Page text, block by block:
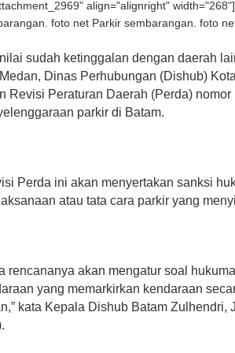
align="alignright" width="268"]
Parkir sembarangan. foto
sudah ketinggalan dengan daerah
Dinas Perhubungan (Dishub)
Revisi Peraturan Daerah (Perda) nomor
parkir di Batam.
Perda ini akan menyertakan sanksi
atau tata cara parkir yang
rencananya akan mengatur soal
yang memarkirkan kendaraan
kata Kepala Dishub Batam Zulhendri,